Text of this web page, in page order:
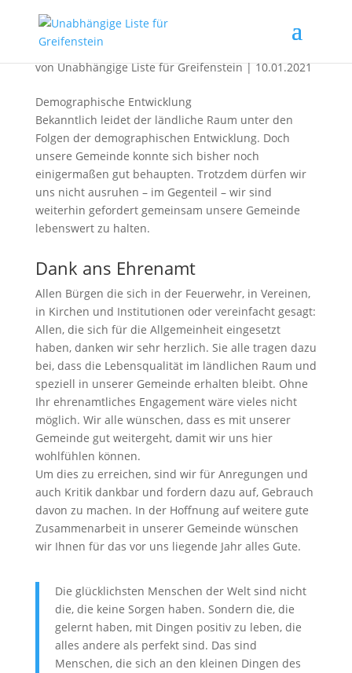
vonUnabhängige Liste für Greifenstein|10.01.2021
Demographische Entwicklung
Bekanntlich leidet der ländliche Raum unter den
Folgen der demographischen Entwicklung. Doch
unsere Gemeinde konnte sich bisher noch
einigermaßen gut behaupten. Trotzdem dürfen wir
uns nicht ausruhen – im Gegenteil – wir sind
weiterhin gefordert gemeinsam unsere Gemeinde
lebenswert zu halten.
Dank ans Ehrenamt
Allen Bürgen die sich in der Feuerwehr, in Vereinen,
in Kirchen und Institutionen oder vereinfacht gesagt:
Allen, die sich für die Allgemeinheit eingesetzt
haben, danken wir sehr herzlich. Sie alle tragen dazu
bei, dass die Lebensqualität im ländlichen Raum und
speziell in unserer Gemeinde erhalten bleibt. Ohne
Ihr ehrenamtliches Engagement wäre vieles nicht
möglich. Wir alle wünschen, dass es mit unserer
Gemeinde gut weitergeht, damit wir uns hier
wohlfühlen können.
Um dies zu erreichen, sind wir für Anregungen und
auch Kritik dankbar und fordern dazu auf, Gebrauch
davon zu machen. In der Hoffnung auf weitere gute
Zusammenarbeit in unserer Gemeinde wünschen
wir Ihnen für das vor uns liegende Jahr alles Gute.
Die glücklichsten Menschen der Welt sind nicht
die, die keine Sorgen haben. Sondern die, die
gelernt haben, mit Dingen positiv zu leben, die
alles andere als perfekt sind. Das sind
Menschen, die sich an den kleinen Dingen des